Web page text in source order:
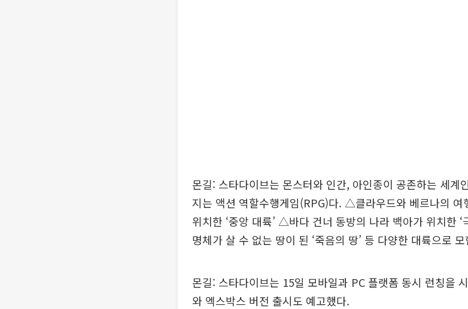
몬길: 스타다이브는 몬스터와 인간, 아인종이 공존하는 세계
지는 액션 역할수행게임(RPG)다. △클라우드와 베르나의 여
위치한 ‘중앙 대륙’ △바다 건너 동방의 나라 백아가 위치한
명체가 살 수 없는 땅이 된 ‘죽음의 땅’ 등 다양한 대륙으로
몬길: 스타다이브는 15일 모바일과 PC 플랫폼 동시 런칭을
와 엑스박스 버전 출시도 예고했다.